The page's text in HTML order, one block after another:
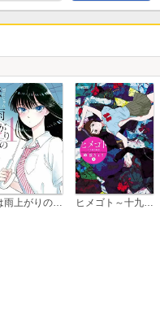
ヒメゴト～十九歳の制服～